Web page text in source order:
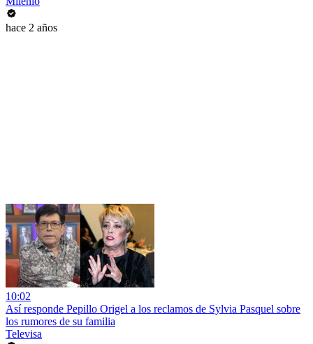
hace 2 años
10:02
Así responde Pepillo Origel a los reclamos de Sylvia Pasquel sobre
los rumores de su familia
Televisa